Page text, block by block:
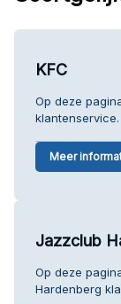
KFC
Op deze
klantenservice.
Meer
Jazzclub
Op deze
Hardenberg